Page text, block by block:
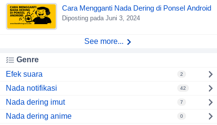
Cara Mengganti Nada Dering di Ponsel Android
Diposting pada Juni 3, 2024
See more...
Genre
Efek suara
2
Nada notifikasi 42
Nada dering imut 7
Nada dering anime 0